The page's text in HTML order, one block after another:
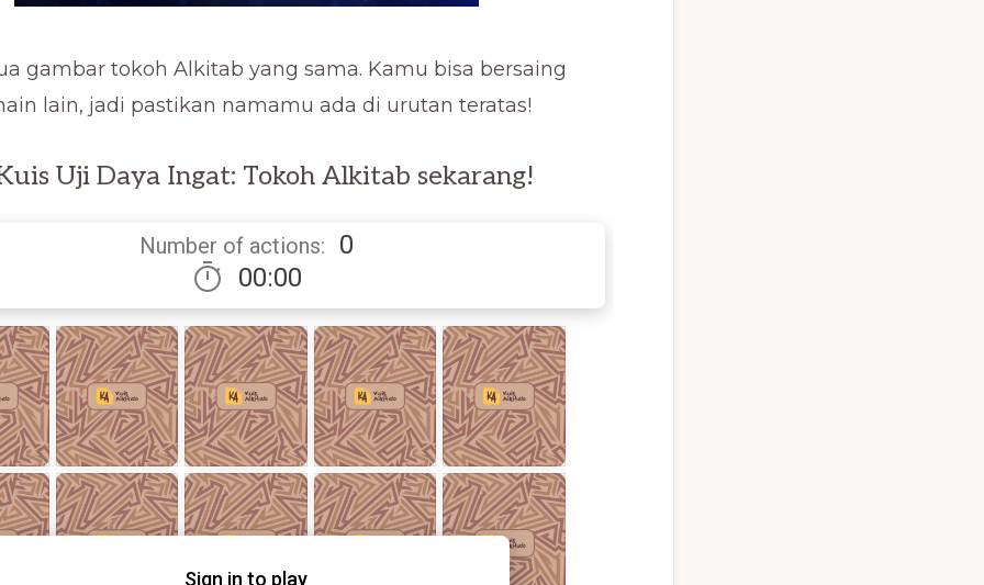
gambar tokoh Alkitab yang sama. Kamu bisa bersaing
lain, jadi pastikan namamu ada di urutan teratas!
Uji Daya Ingat: Tokoh Alkitab sekarang!